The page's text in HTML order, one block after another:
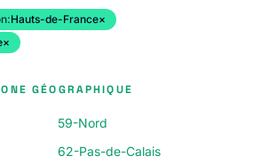
Hauts-de-France×
×
GÉOGRAPHIQUE
59-Nord
62-Pas-de-Calais